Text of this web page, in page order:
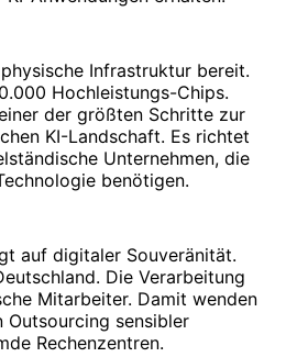
Infrastruktur bereit.
Hochleistungs-Chips.
der größten Schritte zur
KI-Landschaft. Es richtet
Unternehmen, die
benötigen.
auf digitaler Souveränität.
Die Verarbeitung
Mitarbeiter. Damit wenden
Outsourcing sensibler
Rechenzentren.